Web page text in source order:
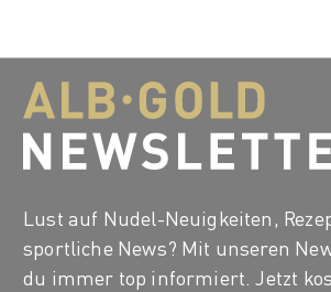
Lust auf Nudel-Neuigkeiten,
sportliche News? Mit unseren
du immer top informiert. Jetzt